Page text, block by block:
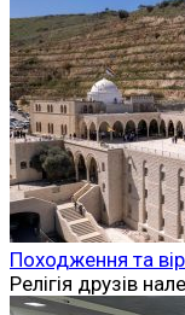
Походження та
Релігія друзів